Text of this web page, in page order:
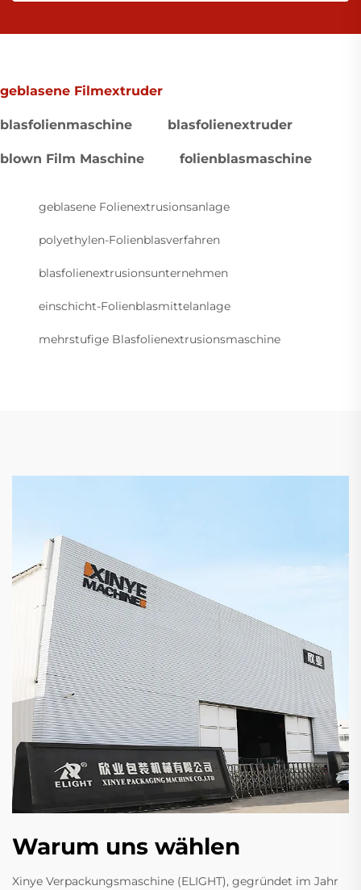
geblasene Filmextruder
blasfolienmaschine blasfolienextruder
blown Film Maschine folienblasmaschine
geblasene Folienextrusionsanlage
polyethylen-Folienblasverfahren
blasfolienextrusionsunternehmen
einschicht-Folienblasmittelanlage
mehrstufige Blasfolienextrusionsmaschine
Warum uns wählen
Xinye Verpackungsmaschine (ELIGHT), gegründet im Jahr